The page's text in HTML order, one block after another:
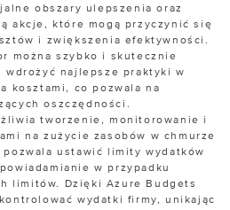
obszary ulepszenia oraz
akcje, które mogą przyczynić się
i zwiększenia efektywności.
można szybko i skutecznie
wdrożyć najlepsze praktyki w
kosztami, co pozwala na
oszczędności.
tworzenie, monitorowanie i
na zużycie zasobów w chmurze
pozwala ustawić limity wydatków
w przypadku
limitów. Dzięki Azure Budgets
wydatki firmy, unikając